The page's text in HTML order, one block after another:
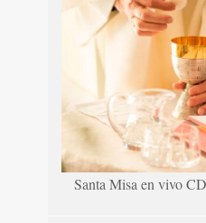
Santa Misa en vivo